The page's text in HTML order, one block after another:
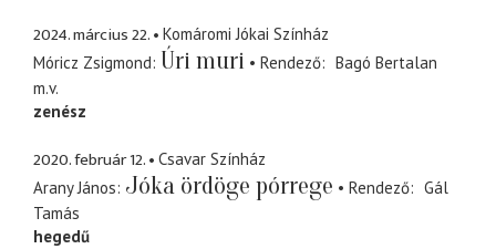
2024. március 22.
Komáromi Jókai Színház
Móricz Zsigmond Úri muri Rendező
Bagó Bertalan
m.v.
zenész
2020. február 12.
Csavar Színház
Arany János Jóka ördöge pórrege Rendező
Gál
Tamás
hegedű